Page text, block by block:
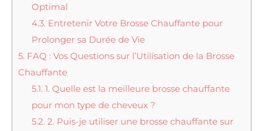
Optimal
4.3. Entretenir Votre Brosse Chauffante pour
Prolonger sa Durée de Vie
5. FAQ : Vos Questions sur l’Utilisation de la Brosse
Chauffante
5.1. 1. Quelle est la meilleure brosse chauffante
pour mon type de cheveux ?
5.2. 2. Puis-je utiliser une brosse chauffante sur